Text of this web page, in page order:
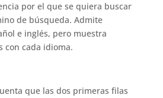
por el que se quiera buscar
de búsqueda. Admite
e inglés, pero muestra
con cada idioma.
que las dos primeras filas